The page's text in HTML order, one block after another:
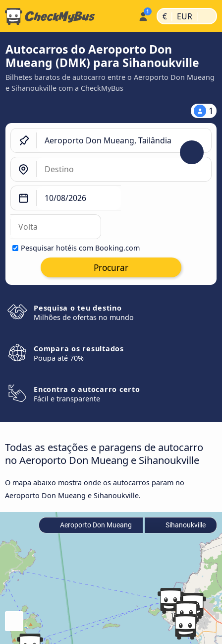
€ | EUR |
Autocarros do Aeroporto Don
Mueang (DMK) para Sihanoukville
Bilhetes baratos de autocarro entre o Aeroporto Don Mueang
e Sihanoukville com a CheckMyBus
1
Pesquisar hotéis com Booking.com
Procurar
Pesquisa o teu destino
Milhões de ofertas no mundo
Compara os resultados
Poupa até 70%
Encontra o autocarro certo
Fácil e transparente
Todas as estações e paragens de autocarro
no Aeroporto Don Mueang e Sihanoukville
O mapa abaixo mostra onde os autocarros param no
Aeroporto Don Mueang e Sihanoukville.
Aeroporto Don Mueang Sihanoukville